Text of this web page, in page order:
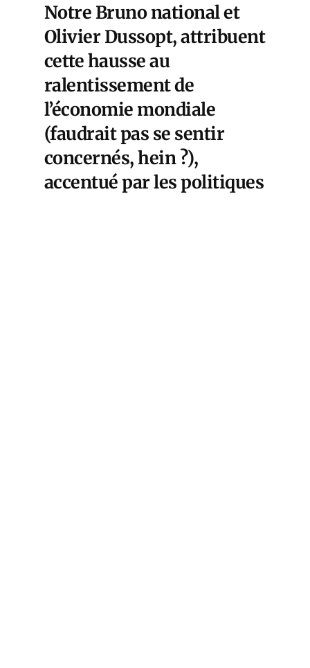
Notre Bruno national et
Olivier Dussopt, attribuent
cette hausse au
ralentissement de
l’économie mondiale
(faudrait pas se sentir
concernés, hein ?),
accentué par les politiques